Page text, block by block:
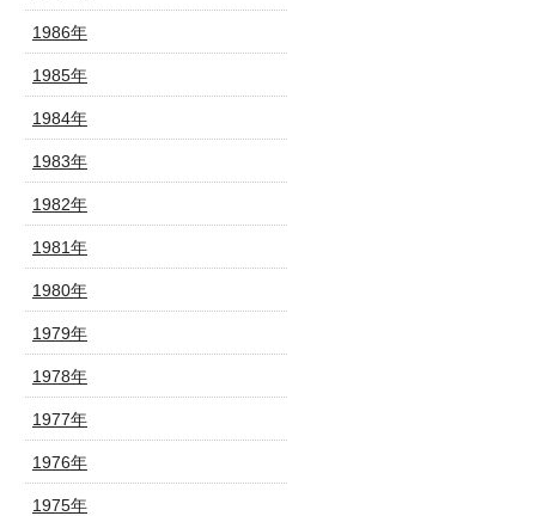
1986年
1985年
1984年
1983年
1982年
1981年
1980年
1979年
1978年
1977年
1976年
1975年